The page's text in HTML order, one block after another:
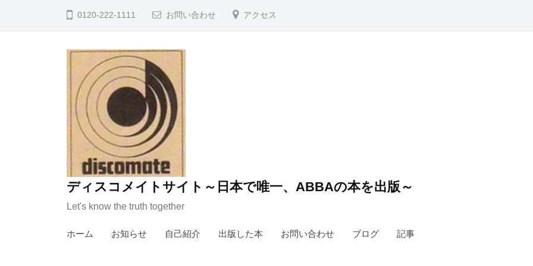
0120-222-1111 お問い合わせ アクセス
ディスコメイトサイト～日本で唯一、ABBAの本を出版～
Let's know the truth together
ホーム お知らせ 自己紹介 出版した本 お問い合わせ ブログ 記事